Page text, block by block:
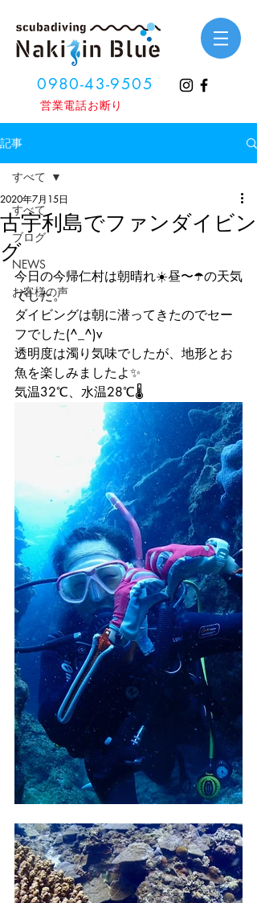
0980-43-9505
​営業電話お断り
記事
すべて
ブログ
NEWS
お客様の声
すべて
古宇利島でファンダイビン
グ
2020年7月15日
今日の今帰仁村は朝晴れ☀️昼〜☂️の天気
でした。
ダイビングは朝に潜ってきたのでセー
フでした(^_^)v
透明度は濁り気味でしたが、地形とお
魚を楽しみましたよ✨
気温32℃、水温28℃🌡